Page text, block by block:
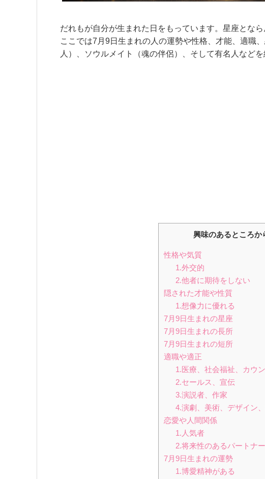
だれもが自分が生まれた日をもっています。星座とな
ここでは7月9日生まれの人の運勢や性格、才能、適職
人）、ソウルメイト（魂の伴侶）、そして有名人などを
興味のあるところか
性格や気質
1.外交的
2.他者に期待をしない
隠された才能や性質
1.想像力に優れる
7月9日生まれの星座
7月9日生まれの長所
7月9日生まれの短所
適職や適正
1.医療、社会福祉、カウ
2.セールス、宣伝
3.演説者、作家
4.演劇、美術、デザイン
恋愛や人間関係
1.人気者
2.将来性のあるパートナ
7月9日生まれの運勢
1.博愛精神がある